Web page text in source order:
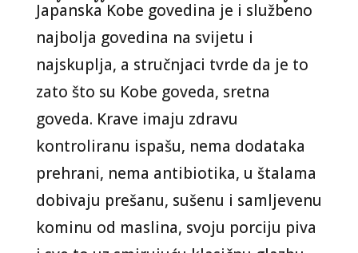
Japanska Kobe govedina je i službeno
najbolja govedina na svijetu i
najskuplja, a stručnjaci tvrde da je to
zato što su Kobe goveda, sretna
goveda. Krave imaju zdravu
kontroliranu ispašu, nema dodataka
prehrani, nema antibiotika, u štalama
dobivaju prešanu, sušenu i samljevenu
kominu od maslina, svoju porciju piva